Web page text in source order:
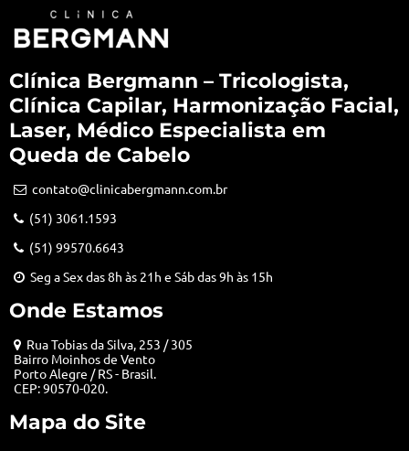
Clínica Bergmann – Tricologista,
Clínica Capilar, Harmonização Facial,
Laser, Médico Especialista em
Queda de Cabelo
contato@clinicabergmann.com.br
(51) 3061.1593
(51) 99570.6643
Seg a Sex das 8h às 21h e Sáb das 9h às 15h
Onde Estamos
Rua Tobias da Silva, 253 / 305
Bairro Moinhos de Vento
Porto Alegre / RS - Brasil.
CEP: 90570-020.
Mapa do Site